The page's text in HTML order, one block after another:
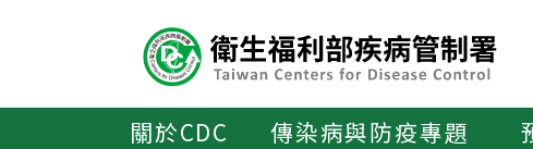
區
關於CDC 傳染病與防疫專題